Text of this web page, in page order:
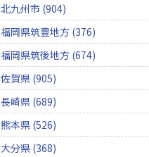
北九州市 (904)
福岡県筑豊地方 (376)
福岡県筑後地方 (674)
佐賀県 (905)
長崎県 (689)
熊本県 (526)
大分県 (368)